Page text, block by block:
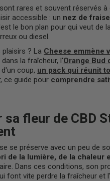
rares et souvent réservés à
accessible : un nez de
le bon plan pour qui veut de
ou diesel.
plaisirs ? La Cheese emmène
la fraîcheur, l'Orange Bud
coup, un pack qui réunit
ce guide pour comprendre
sa fleur de CBD
se préserve avec un peu de
de la lumière, de la chaleur
Dans ces conditions, son
font vite perdre la fraîcheur et